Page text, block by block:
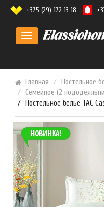
Toggle
+375 (29) 172 13 18
Главная
Постельное
Семейное (2
Постельное белье TAC